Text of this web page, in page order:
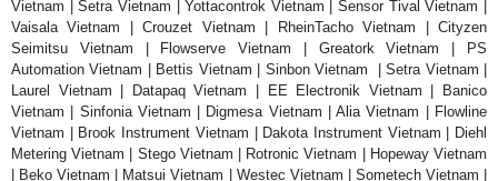
Vietnam | Setra Vietnam | Yottacontrok Vietnam | Sensor Tival Vietnam |
Vaisala Vietnam | Crouzet Vietnam | RheinTacho Vietnam | Cityzen
Seimitsu Vietnam | Flowserve Vietnam | Greatork Vietnam | PS
Automation Vietnam | Bettis Vietnam | Sinbon Vietnam | Setra Vietnam |
Laurel Vietnam | Datapaq Vietnam | EE Electronik Vietnam | Banico
Vietnam | Sinfonia Vietnam | Digmesa Vietnam | Alia Vietnam | Flowline
Vietnam | Brook Instrument Vietnam | Dakota Instrument Vietnam | Diehl
Metering Vietnam | Stego Vietnam | Rotronic Vietnam | Hopeway Vietnam
| Beko Vietnam | Matsui Vietnam | Westec Vietnam | Sometech Vietnam |